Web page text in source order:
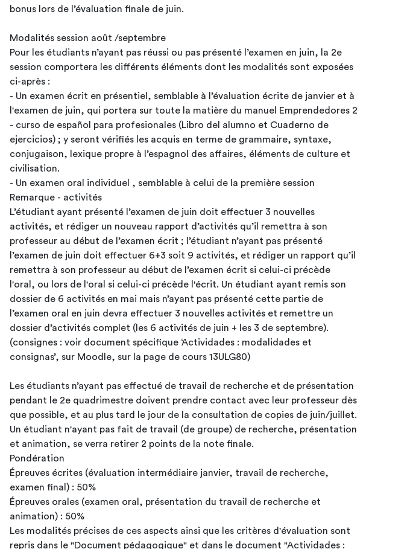
bonus lors de l’évaluation finale de juin.
Modalités session août /septembre
Pour les étudiants n’ayant pas réussi ou pas présenté l’examen en juin, la 2e
session comportera les différents éléments dont les modalités sont exposées
ci-après :
- Un examen écrit en présentiel, semblable à l’évaluation écrite de janvier et à
l'examen de juin, qui portera sur toute la matière du manuel Emprendedores 2
- curso de español para profesionales (Libro del alumno et Cuaderno de
ejercicios) ; y seront vérifiés les acquis en terme de grammaire, syntaxe,
conjugaison, lexique propre à l’espagnol des affaires, éléments de culture et
civilisation.
- Un examen oral individuel , semblable à celui de la première session
Remarque - activités
L’étudiant ayant présenté l’examen de juin doit effectuer 3 nouvelles
activités, et rédiger un nouveau rapport d’activités qu’il remettra à son
professeur au début de l’examen écrit ; l’étudiant n’ayant pas présenté
l’examen de juin doit effectuer 6+3 soit 9 activités, et rédiger un rapport qu’il
remettra à son professeur au début de l’examen écrit si celui-ci précède
l'oral, ou lors de l'oral si celui-ci précède l'écrit. Un étudiant ayant remis son
dossier de 6 activités en mai mais n’ayant pas présenté cette partie de
l’examen oral en juin devra effectuer 3 nouvelles activités et remettre un
dossier d’activités complet (les 6 activités de juin + les 3 de septembre).
(consignes : voir document spécifique ‘Actividades : modalidades et
consignas’, sur Moodle, sur la page de cours 13ULG80)
Les étudiants n’ayant pas effectué de travail de recherche et de présentation
pendant le 2e quadrimestre doivent prendre contact avec leur professeur dès
que possible, et au plus tard le jour de la consultation de copies de juin/juillet.
Un étudiant n'ayant pas fait de travail (de groupe) de recherche, présentation
et animation, se verra retirer 2 points de la note finale.
Pondération
Épreuves écrites (évaluation intermédiaire janvier, travail de recherche,
examen final) : 50%
Épreuves orales (examen oral, présentation du travail de recherche et
animation) : 50%
Les modalités précises de ces aspects ainsi que les critères d'évaluation sont
repris dans le "Document pédagogique" et dans le document "Actividades :